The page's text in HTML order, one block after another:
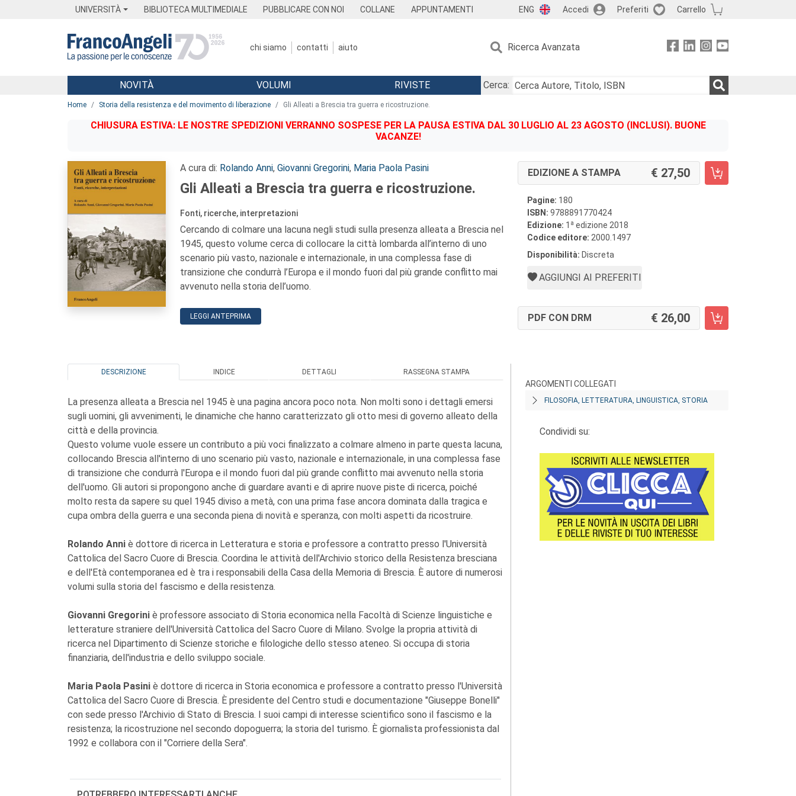
UNIVERSITÀ BIBLIOTECA MULTIMEDIALE PUBBLICARE CON NOI COLLANE APPUNTAMENTI ENG Accedi Preferiti Carrello
chi siamo contatti aiuto Ricerca Avanzata
Menu
NOVITÀ VOLUMI RIVISTE
Cerca:
Home Storia della resistenza e del movimento di liberazione Gli Alleati a Brescia tra guerra e ricostruzione.
CHIUSURA ESTIVA: LE NOSTRE SPEDIZIONI VERRANNO SOSPESE PER LA PAUSA ESTIVA DAL 30 LUGLIO AL 23 AGOSTO (INCLUSI). BUONE
VACANZE!
A cura di: Rolando Anni, Giovanni Gregorini, Maria Paola Pasini
Gli Alleati a Brescia tra guerra e ricostruzione.
Fonti, ricerche, interpretazioni
Cercando di colmare una lacuna negli studi sulla presenza alleata a Brescia nel
1945, questo volume cerca di collocare la città lombarda all’interno di uno
scenario più vasto, nazionale e internazionale, in una complessa fase di
transizione che condurrà l’Europa e il mondo fuori dal più grande conflitto mai
avvenuto nella storia dell’uomo.
LEGGI ANTEPRIMA
EDIZIONE A STAMPA 27,50
Pagine: 180
ISBN: 9788891770424
Edizione: 1 a edizione 2018
Codice editore: 2000.1497
Disponibilità: Discreta
AGGIUNGI AI PREFERITI
PDF CON DRM 26,00
DESCRIZIONE INDICE DETTAGLI RASSEGNA STAMPA
La presenza alleata a Brescia nel 1945 è una pagina ancora poco nota. Non molti sono i dettagli emersi
sugli uomini, gli avvenimenti, le dinamiche che hanno caratterizzato gli otto mesi di governo alleato della
città e della provincia.
Questo volume vuole essere un contributo a più voci finalizzato a colmare almeno in parte questa lacuna,
collocando Brescia all'interno di uno scenario più vasto, nazionale e internazionale, in una complessa fase
di transizione che condurrà l'Europa e il mondo fuori dal più grande conflitto mai avvenuto nella storia
dell'uomo. Gli autori si propongono anche di guardare avanti e di aprire nuove piste di ricerca, poiché
molto resta da sapere su quel 1945 diviso a metà, con una prima fase ancora dominata dalla tragica e
cupa ombra della guerra e una seconda piena di novità e speranza, con molti aspetti da ricostruire.
Rolando Anni è dottore di ricerca in Letteratura e storia e professore a contratto presso l'Università
Cattolica del Sacro Cuore di Brescia. Coordina le attività dell'Archivio storico della Resistenza bresciana
e dell'Età contemporanea ed è tra i responsabili della Casa della Memoria di Brescia. È autore di numerosi
volumi sulla storia del fascismo e della resistenza.
Giovanni Gregorini è professore associato di Storia economica nella Facoltà di Scienze linguistiche e
letterature straniere dell'Università Cattolica del Sacro Cuore di Milano. Svolge la propria attività di
ricerca nel Dipartimento di Scienze storiche e filologiche dello stesso ateneo. Si occupa di storia
finanziaria, dell'industria e dello sviluppo sociale.
Maria Paola Pasini è dottore di ricerca in Storia economica e professore a contratto presso l'Università
Cattolica del Sacro Cuore di Brescia. È presidente del Centro studi e documentazione "Giuseppe Bonelli"
con sede presso l'Archivio di Stato di Brescia. I suoi campi di interesse scientifico sono il fascismo e la
resistenza; la ricostruzione nel secondo dopoguerra; la storia del turismo. È giornalista professionista dal
1992 e collabora con il "Corriere della Sera".
ARGOMENTI COLLEGATI
FILOSOFIA, LETTERATURA, LINGUISTICA, STORIA
Condividi su: